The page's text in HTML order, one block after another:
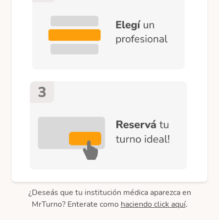
¿Deseás que tu institución médica aparezca en
MrTurno? Enterate como haciendo click aquí.